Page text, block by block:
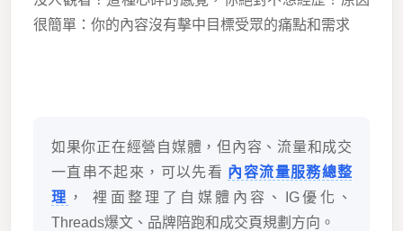
很簡單：你的內容沒有擊中目標受眾的痛點和需求
如果你正在經營自媒體，但內容、流量和成交
一直串不起來，可以先看 內容流量服務總整
理 ， 裡面整理了自媒體內容、IG優化、
Threads爆文、品牌陪跑和成交頁規劃方向。